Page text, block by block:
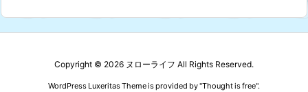
Copyright © 2026 ヌローライフ All Rights Reserved.
WordPress Luxeritas Theme is provided by "Thought is free".